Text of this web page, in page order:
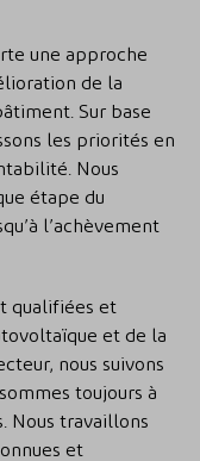
une approche
de la
Sur base
les priorités en
Nous
étape du
l’achèvement
qualifiées et
et de la
nous suivons
toujours à
Nous travaillons
et